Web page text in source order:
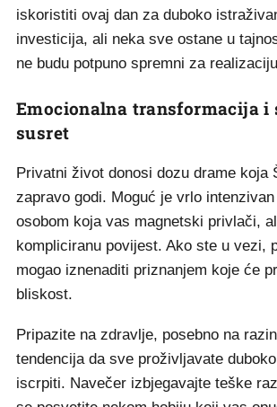
iskoristiti ovaj dan za duboko
investicija, ali neka sve ostane u
ne budu potpuno spremni za
Emocionalna transformacija i
susret
Privatni život donosi dozu drame koja
zapravo godi. Moguć je vrlo
osobom koja vas magnetski privlači,
kompliciranu povijest. Ako ste u vezi,
mogao iznenaditi priznanjem koje će
bliskost.
Pripazite na zdravlje, posebno na
tendencija da sve proživljavate
iscrpiti. Navečer izbjegavajte teške